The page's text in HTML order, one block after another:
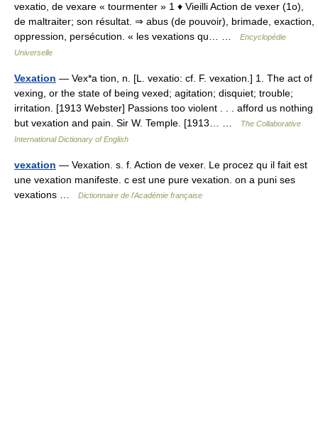
vexatio, de vexare « tourmenter » 1 ♦ Vieilli Action de vexer (1o),
de maltraiter; son résultat. ⇒ abus (de pouvoir), brimade, exaction,
oppression, persécution. « les vexations qu… …
Encyclopédie
Universelle
Vexation — Vex*a tion, n. [L. vexatio: cf. F. vexation.] 1. The act of
vexing, or the state of being vexed; agitation; disquiet; trouble;
irritation. [1913 Webster] Passions too violent . . . afford us nothing
but vexation and pain. Sir W. Temple. [1913… …
The Collaborative
International Dictionary of English
vexation — Vexation. s. f. Action de vexer. Le procez qu il fait est
une vexation manifeste. c est une pure vexation. on a puni ses
vexations …
Dictionnaire de l'Académie française